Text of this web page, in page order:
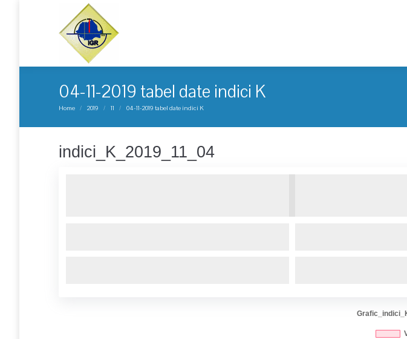
04-11-2019 tabel date indici K
You are here:
Home 2019 11 04-11-2019 tabel date indici K
indici_K_2019_11_04